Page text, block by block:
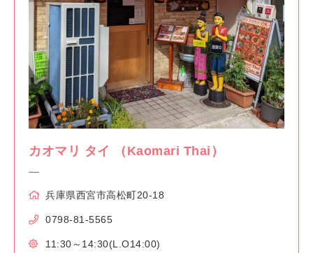
カオマリ タイ （Kaomari Thai）
兵庫県西宮市高松町20-18
0798-81-5565
11:30～14:30(L.O14:00)